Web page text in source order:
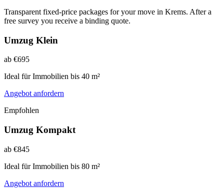
Transparent fixed-price packages for your move in Krems. After a
free survey you receive a binding quote.
Umzug Klein
ab €695
Ideal für Immobilien bis 40 m²
Angebot anfordern
Empfohlen
Umzug Kompakt
ab €845
Ideal für Immobilien bis 80 m²
Angebot anfordern